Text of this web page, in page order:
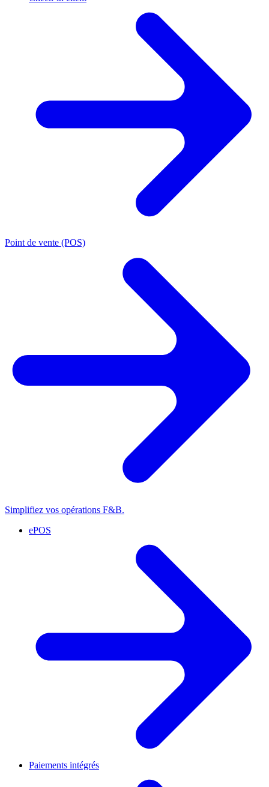
Point de vente (POS)
Simplifiez vos opérations F&B.
ePOS
Paiements intégrés